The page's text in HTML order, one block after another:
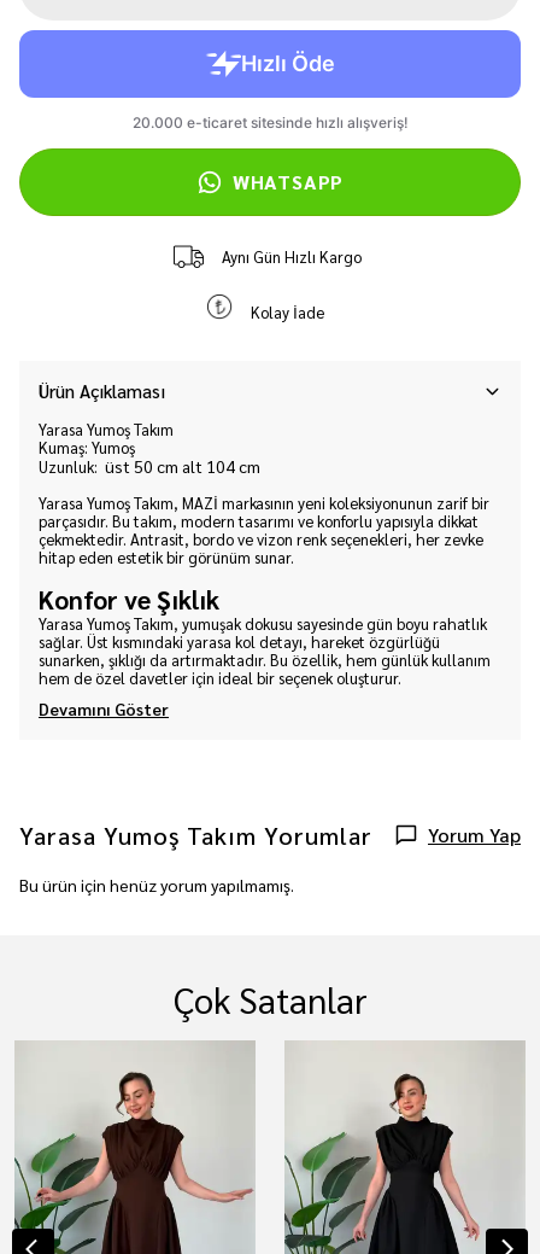
WHATSAPP
Aynı Gün Hızlı Kargo
Kolay İade
Ürün Açıklaması
Yarasa Yumoş Takım
Kumaş: Yumoş
Uzunluk: üst 50 cm alt 104 cm
Yarasa Yumoş Takım, MAZİ markasının yeni koleksiyonunun zarif bir
parçasıdır. Bu takım, modern tasarımı ve konforlu yapısıyla dikkat
çekmektedir. Antrasit, bordo ve vizon renk seçenekleri, her zevke
hitap eden estetik bir görünüm sunar.
Konfor ve Şıklık
Yarasa Yumoş Takım, yumuşak dokusu sayesinde gün boyu rahatlık
sağlar. Üst kısmındaki yarasa kol detayı, hareket özgürlüğü
sunarken, şıklığı da artırmaktadır. Bu özellik, hem günlük kullanım
hem de özel davetler için ideal bir seçenek oluşturur.
Devamını Göster
Yarasa Yumoş Takım Yorumlar Yorum Yap
Bu ürün için henüz yorum yapılmamış.
Çok Satanlar